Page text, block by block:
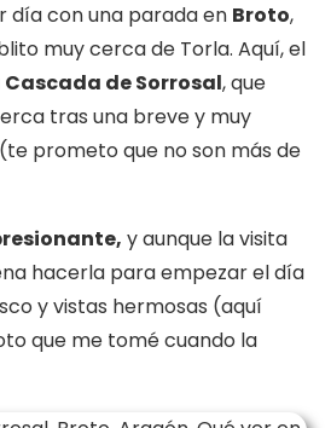
día con una parada en Broto,
muy cerca de Torla. Aquí, el
Cascada de Sorrosal, que
tras una breve y muy
prometo que no son más de
y aunque la visita
hacerla para empezar el día
y vistas hermosas (aquí
que me tomé cuando la